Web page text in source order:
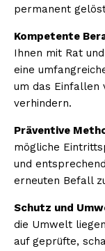
permanent
Kompetente
Ihnen mit Rat
eine
um das Einfallen
verhindern.
Präventive
mögliche
und
erneuten Befall
Schutz und
die Umwelt
auf geprüfte,